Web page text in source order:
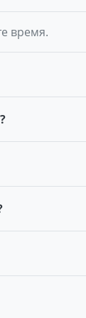
время.